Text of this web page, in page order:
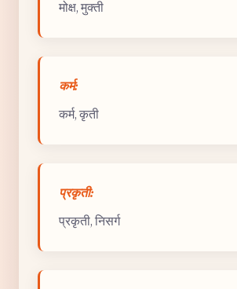
मोक्ष, मुक्ती
कर्म:
कर्म, कृती
प्रकृती:
प्रकृती, निसर्ग